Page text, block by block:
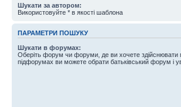
Шукати за автором:
Використовуйте * в якості шаблона
ПАРАМЕТРИ ПОШУКУ
Шукати в форумах:
Оберіть форум чи форуми, де ви хочете
підфорумах ви можете обрати батьківський форум і